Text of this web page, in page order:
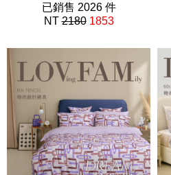
件枕套 獨家設計 FORME
202508新品
已銷售 2026 件
NT2180 1853